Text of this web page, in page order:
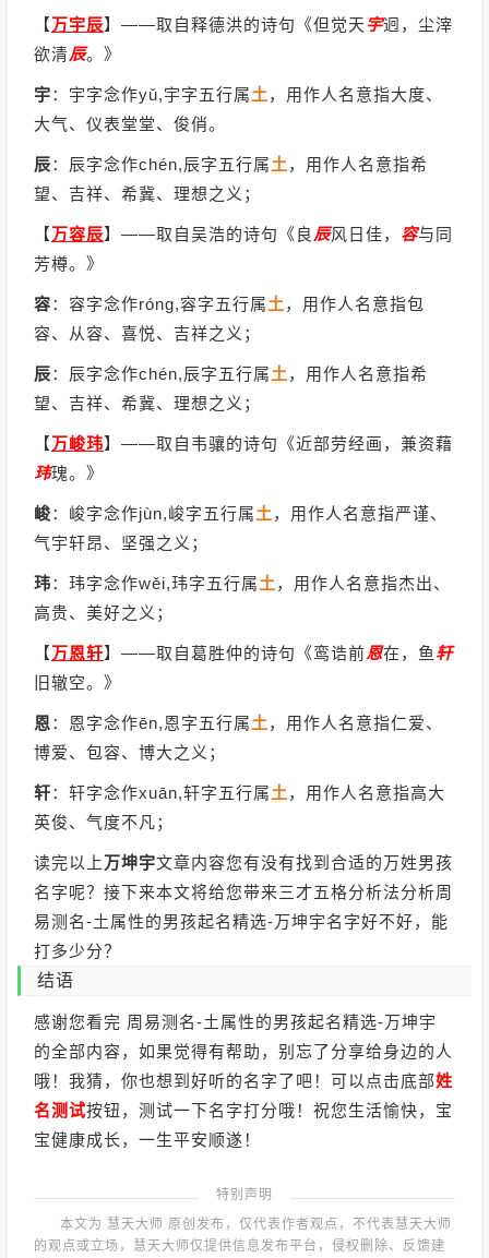
【万宇辰】 ——取自释德洪的诗句《但觉天 宇迥，尘滓
欲清辰。》
宇：宇字念作yǔ,宇字五行属土 ，用作人名意指大度、
大气、仪表堂堂、俊俏。
辰：辰字念作chén,辰字五行属土 ，用作人名意指希
望、吉祥、希冀、理想之义；
【万容辰】 ——取自吴浩的诗句《良辰风日佳， 容与同
芳樽。》
容：容字念作róng,容字五行属土 ，用作人名意指包
容、从容、喜悦、吉祥之义；
辰：辰字念作chén,辰字五行属土 ，用作人名意指希
望、吉祥、希冀、理想之义；
【万峻玮】 ——取自韦骧的诗句《近部劳经画，兼资藉
玮瑰。》
峻：峻字念作jùn,峻字五行属土 ，用作人名意指严谨、
气宇轩昂、坚强之义；
玮：玮字念作wěi,玮字五行属土 ，用作人名意指杰出、
高贵、美好之义；
【万恩轩】 ——取自葛胜仲的诗句《鸾诰前恩在，鱼 轩
旧辙空。》
恩 ：恩字念作ēn,恩字五行属土 ，用作人名意指仁爱、
博爱、包容、博大之义；
轩：轩字念作xuān,轩字五行属土 ，用作人名意指高大
英俊、气度不凡；
读完以上万坤宇文章内容您有没有找到合适的万姓男孩
名字呢？接下来本文将给您带来三才五格分析法分析周
易测名-土属性的男孩起名精选-万坤宇名字好不好，能
打多少分？
结语
感谢您看完 周易测名-土属性的男孩起名精选-万坤宇
的全部内容，如果觉得有帮助，别忘了分享给身边的人
哦！我猜，你也想到好听的名字了吧！可以点击底部姓
名测试按钮，测试一下名字打分哦！祝您生活愉快，宝
宝健康成长，一生平安顺遂！
特别声明
本文为 慧天大师 原创发布，仅代表作者观点，不代表慧天大师
的观点或立场，慧天大师仅提供信息发布平台，侵权删除、反馈建